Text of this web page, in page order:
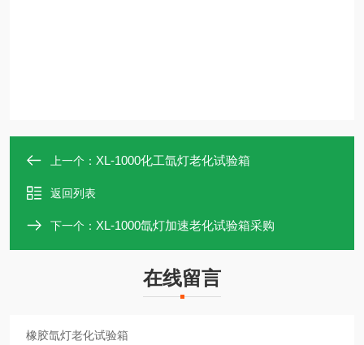
上一个： XL-1000化工氙灯老化试验箱
返回列表
下一个： XL-1000氙灯加速老化试验箱采购
在线留言